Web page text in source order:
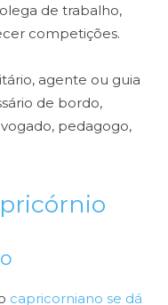
de trabalho,
competições.
agente ou guia
de bordo,
pedagogo,
capricorniano se dá